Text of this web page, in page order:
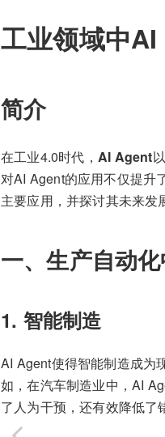
工业领域中
简介
在工业4.0时代， AI Agent
对AI Agent的应用不仅提升
主要应用，并探讨其未来发
一、生产自动
1. 智能制造
AI Agent使得智能制造成为
如，在汽车制造业中，AI
了人为干预，还有效降低了